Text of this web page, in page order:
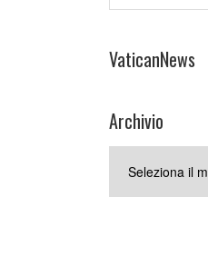
VaticanNews
Archivio